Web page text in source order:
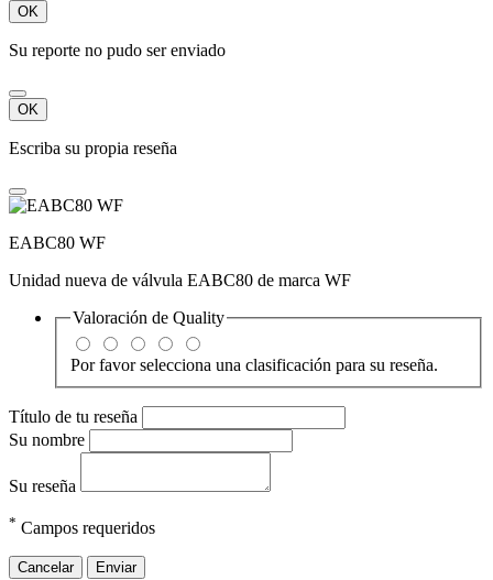
OK
Su reporte no pudo ser enviado
OK
Escriba su propia reseña
EABC80 WF
Unidad nueva de válvula EABC80 de marca WF
Valoración de Quality
Por favor selecciona una clasificación para su reseña.
Título de tu reseña
Su nombre
Su reseña
* Campos requeridos
Cancelar Enviar